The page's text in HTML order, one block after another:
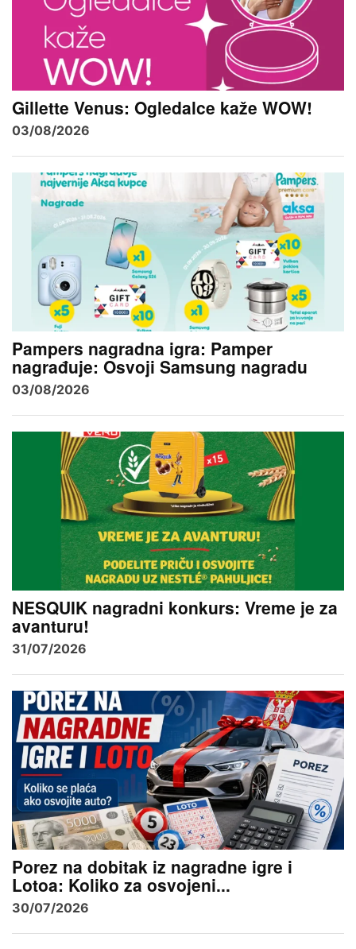
Gillette Venus: Ogledalce kaže WOW!
03/08/2026
Pampers nagradna igra: Pamper
nagrađuje: Osvoji Samsung nagradu
03/08/2026
NESQUIK nagradni konkurs: Vreme je za
avanturu!
31/07/2026
Porez na dobitak iz nagradne igre i
Lotoa: Koliko za osvojeni...
30/07/2026